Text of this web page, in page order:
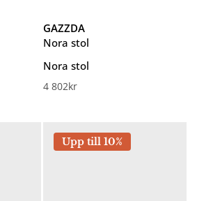
GAZZDA
Nora stol
Nora stol
4 802kr
Upp till 10%